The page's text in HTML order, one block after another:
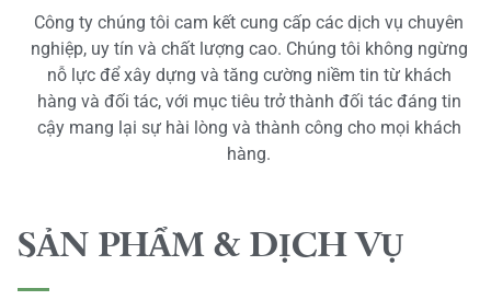
Công ty chúng tôi cam kết cung cấp các dịch vụ chuyên
nghiệp, uy tín và chất lượng cao. Chúng tôi không ngừng
nỗ lực để xây dựng và tăng cường niềm tin từ khách
hàng và đối tác, với mục tiêu trở thành đối tác đáng tin
cậy mang lại sự hài lòng và thành công cho mọi khách
hàng.
SẢN PHẨM & DỊCH VỤ